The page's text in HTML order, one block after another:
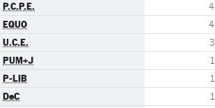
P.C.P.E. 4
EQUO 4
U.C.E. 3
PUM+J 1
P-LIB 1
DeC 1